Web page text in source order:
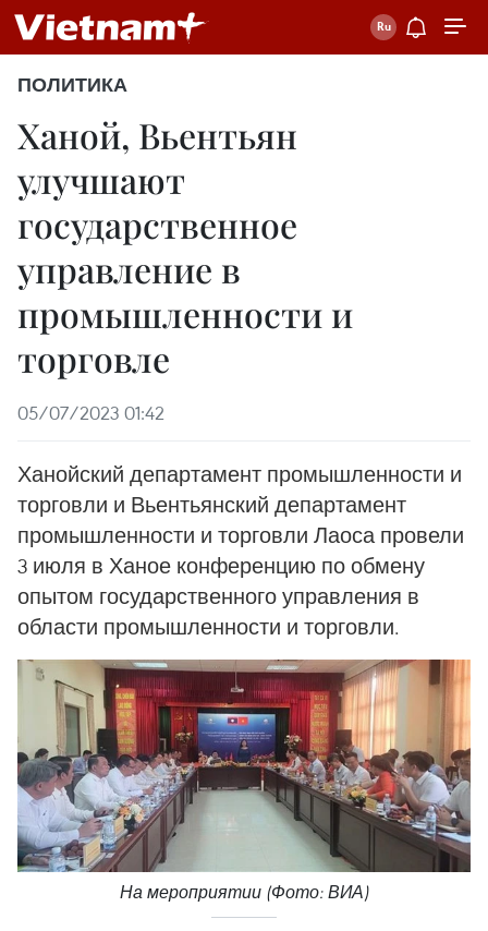
ПОЛИТИКА
Ханой, Вьентьян
улучшают
государственное
управление в
промышленности и
торговле
05/07/2023 01:42
Ханойский департамент промышленности и
торговли и Вьентьянский департамент
промышленности и торговли Лаоса провели
3 июля в Ханое конференцию по обмену
опытом государственного управления в
области промышленности и торговли.
На мероприятии (Фото: ВИА)